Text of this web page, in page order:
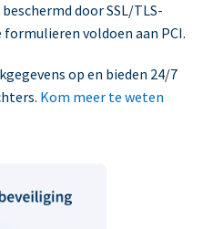
door SSL/TLS-
voldoen aan PCI.
op en bieden 24/7
Kom meer te weten